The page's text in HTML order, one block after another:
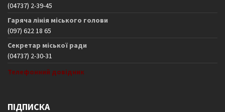
(04737) 2-39-45
Гаряча лінія міського голови
(097) 622 18 65
Секретар міської ради
(04737) 2-30-31
Телефонний довідник
ПІДПИСКА